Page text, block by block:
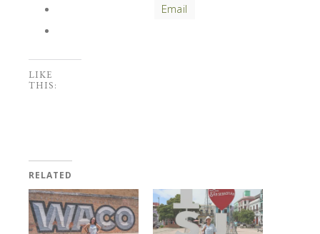
Email
LIKE
THIS:
RELATED